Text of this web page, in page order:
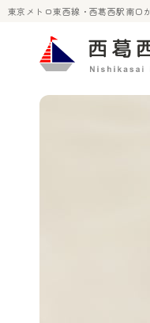
東京メトロ東西線・西葛西駅南口